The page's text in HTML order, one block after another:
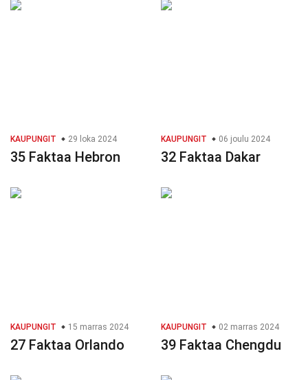
KAUPUNGIT 29 loka 2024
35 Faktaa Hebron
KAUPUNGIT 06 joulu 2024
32 Faktaa Dakar
KAUPUNGIT 15 marras 2024
27 Faktaa Orlando
KAUPUNGIT 02 marras 2024
39 Faktaa Chengdu